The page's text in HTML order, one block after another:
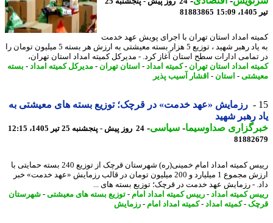
81883865
امداد استان تهران با اجرای پویش عهد خدمت
به یاد رهبر شهید ، توزیع 5 هزار بسته معیشتی به ارزش هر بسته 5 میلیون تومان را
ادارات سطح استان آغاز کرد. - مدیرکل کمیته امداد استان تهران،
امداد استان تهران- کمیته امداد -استان تهران- مدیرکل کمیته امداد -بسته
-استان-اقشار آسیب پذیر
رزمایش «عهد خدمت» در قرچک؛ توزیع بسته های معیشتی به
رهبر شهید
صداوسیما-سیاسی-24 روز پیش - پنجشنبه 25 تیر 1405، 12:15
رییس کمیته امداد امام خمینی(ره) شهرستان قرچک از توزیع 240 بسته حمایتی با
ارزش مجموع 1 میلیارد و 200 میلیون تومان در قالب رزمایش «عهد خدمت» خبر
- رزمایش عهد خدمت در قرچک؛ توزیع بسته های ...
کمیته امداد -رییس کمیته امداد امام -توزیع بسته های معیشتی-شهرستان
-کمیته امداد -کمیته امداد امام -رزمایش